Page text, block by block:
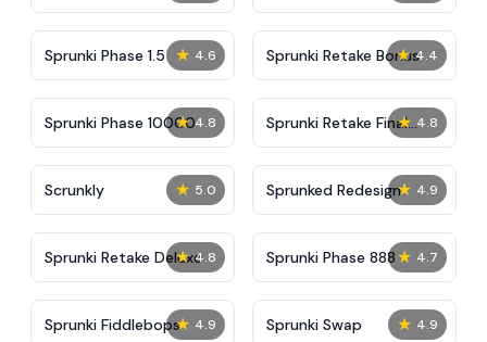
★ 4.6
Sprunki Phase 1.5 ★ 4.4
Sprunki Retake Bonus
★ 4.8
Sprunki Phase 10000 ★ 4.8
Sprunki Retake Final
Update
★ 5.0
Scrunkly ★ 4.9
Sprunked Redesign
★ 4.8
Sprunki Retake Deluxe ★ 4.7
Sprunki Phase 888
★ 4.9
Sprunki Fiddlebops ★ 4.9
Sprunki Swap